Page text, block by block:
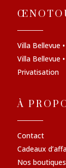
Villa Bellevue
Villa Bellevue
Privatisation
À
Contact
Cadeaux
Nos boutiques